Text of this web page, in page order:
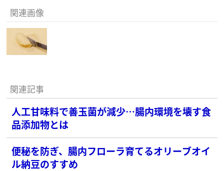
関連画像
関連記事
人工甘味料で善玉菌が減少…腸内環境を壊す食
品添加物とは
便秘を防ぎ、腸内フローラ育てるオリーブオイ
ル納豆のすすめ